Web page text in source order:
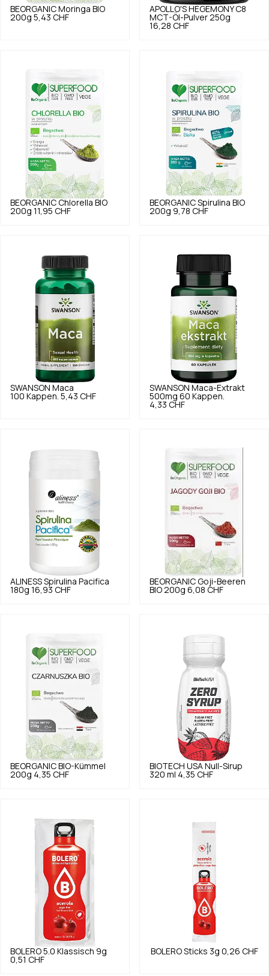
BEORGANIC Moringa BIO
200g 5,43 CHF
APOLLO'S HEGEMONY C8
MCT-Öl-Pulver 250g
16,28 CHF
BEORGANIC Chlorella BIO
200g 11,95 CHF
BEORGANIC Spirulina BIO
200g 9,78 CHF
SWANSON Maca
100 Kappen. 5,43 CHF
SWANSON Maca-Extrakt
500mg 60 Kappen.
4,33 CHF
ALINESS Spirulina Pacifica
180g 16,93 CHF
BEORGANIC Goji-Beeren
BIO 200g 6,08 CHF
BEORGANIC BIO-Kümmel
200g 4,35 CHF
BIOTECH USA Null-Sirup
320 ml 4,35 CHF
BOLERO 5.0 Klassisch 9g
0,51 CHF
BOLERO Sticks 3g 0,26 CHF